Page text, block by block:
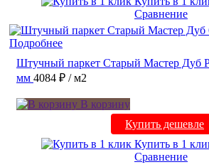
Сравнение
Подробнее
Штучный паркет Старый Мастер Дуб
мм 4084 ₽ / м2
В корзину
Купить дешевле
Купить в 1
Сравнение